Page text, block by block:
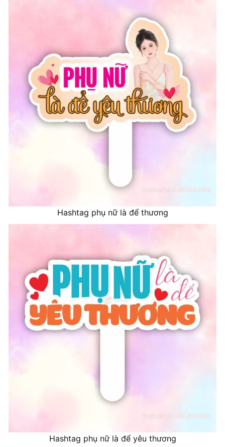
Hashtag phụ nữ là để thương
Hashtag phụ nữ là để yêu thương